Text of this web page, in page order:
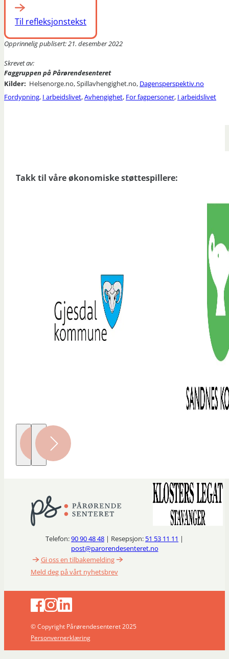
Til refleksjonstekst
Opprinnelig publisert: 21. desember 2022
Skrevet av:
Faggruppen på Pårørendesenteret
Kilder: Helsenorge.no, Spillavhengighet.no​, Dagensperspektiv.no
Fordypning, I arbeidslivet,Avhengighet, For fagpersoner, I arbeidslivet
Takk til våre økonomiske støttespillere:
Telefon:90 90 48 48 | Resepsjon: 51 53 11 11 |
post@parorendesenteret.no
Gi oss en tilbakemelding
Meld deg på vårt nyhetsbrev
© Copyright Pårørendesenteret 2025
Personvernerklæring